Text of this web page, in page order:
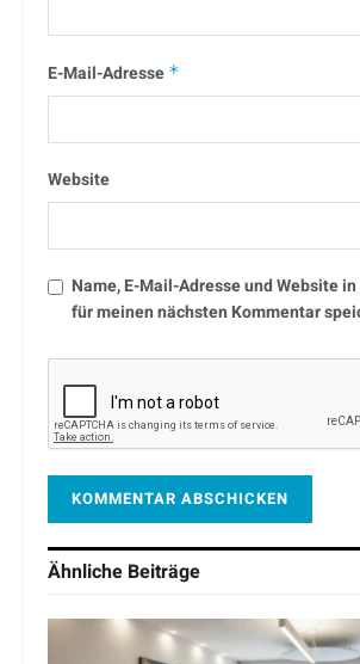
E-Mail-Adresse *
Website
Name, E-Mail-Adresse und Website
für meinen nächsten Kommentar
Ähnliche Beiträge